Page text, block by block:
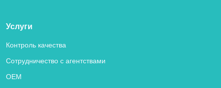
Услуги
Контроль качества
Сотрудничество с агентствами
OEM